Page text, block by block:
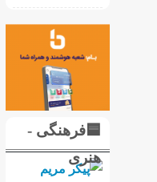
🟦فرهنگی -
هنری